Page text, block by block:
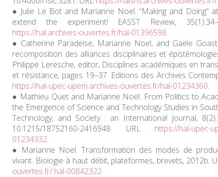
Julie Le Bot and Marianne Noel. “Making and Doing”
extend the experiment! EASST Review,
https://hal.archives-ouvertes.fr/hal-01396598
Catherine Paradeise, Marianne Noel, and Gaële
recomposition des alliances disciplinaires et
Philippe Leresche, editor, Disciplines académiques en
et résistance, pages 19–37. Editions des Archives
https://hal-upec-upem.archives-ouvertes.fr/hal-01234360.
Mathieu Quet and Marianne Noel. From Politics to
the Emergence of Science and Technology Studies in
Technology, and Society : an International Journal,
10.1215/18752160-2416948. URL https://hal-upec-
01234332.
Marianne Noel. Transformation des modes de
vivant. Biologie à haut débit, plateformes, brevets, 2012b.
ouvertes.fr/ hal-00842322.